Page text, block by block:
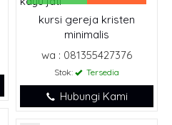
kursi gereja kristen
minimalis
wa : 081355427376
Stok: Tersedia
Hubungi Kami